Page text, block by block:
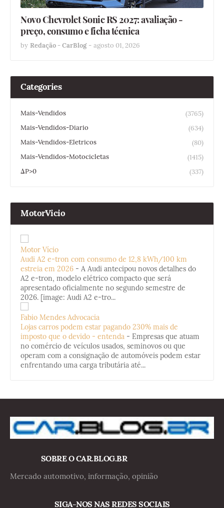
Novo Chevrolet Sonic RS 2027: avaliação -
preço, consumo e ficha técnica
by Redação - CarBlog - agosto 01, 2026
Categories
Mais-Vendidos
(3765)
Mais-Vendidos-Diario
(634)
Mais-Vendidos-Eletricos
(80)
Mais-Vendidos-Motocicletas
(1415)
ΔP>0
(337)
MotorVicio
Motor Vício
Audi A2 e-tron com consumo de 12,8 kWh/100 km
estreia em 2026 - A Audi antecipou novos detalhes do
A2 e-tron, modelo elétrico compacto que será
apresentado oficialmente no segundo semestre de
2026. [image: Audi A2 e-tro...
Fabio Mendes Advocacia
Lojas carros podem estar pagando 230% mais de
imposto que o devido - entenda - Empresas que atuam
no comércio de veículos usados, seminovos ou que
operam com a consignação de automóveis podem estar
enfrentando uma carga tributária até...
SOBRE O CAR.BLOG.BR
Mercado automotivo, informação, opinião
SIGA-NOS NAS REDES SOCIAIS